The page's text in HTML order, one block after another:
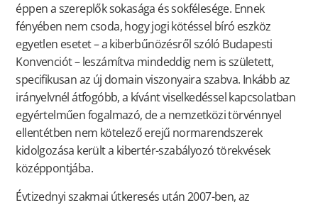
éppen a szereplők sokasága és sokfélesége. Ennek
fényében nem csoda, hogy jogi kötéssel bíró eszköz
egyetlen esetet – a kiberbűnözésről szóló Budapesti
Konvenciót – leszámítva mindeddig nem is született,
specifikusan az új domain viszonyaira szabva. Inkább az
irányelvnél átfogóbb, a kívánt viselkedéssel kapcsolatban
egyértelműen fogalmazó, de a nemzetközi törvénnyel
ellentétben nem kötelező erejű normarendszerek
kidolgozása került a kibertér-szabályozó törekvések
középpontjába.
Évtizednyi szakmai útkeresés után 2007-ben, az